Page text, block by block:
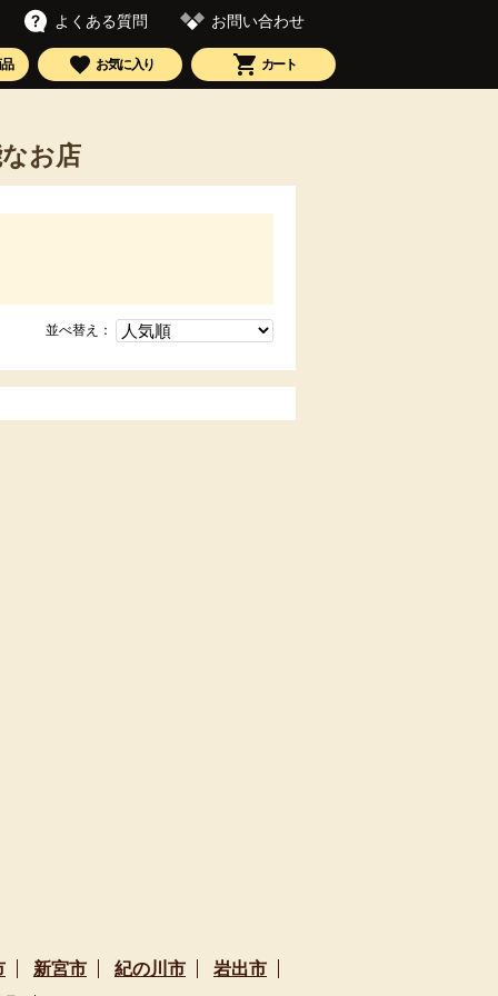
よくある質問 お問い合わせ
お気に入り カート
お店
並べ替え：
新宮市 紀の川市
岩出市